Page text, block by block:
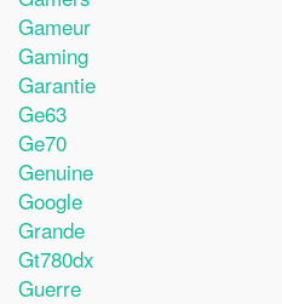
Gameur
Gaming
Garantie
Ge63
Ge70
Genuine
Google
Grande
Gt780dx
Guerre